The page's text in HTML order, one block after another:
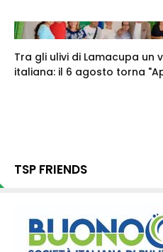
Tra gli ulivi di Lamacupa un
italiana: il 6 agosto torna
TSP FRIENDS